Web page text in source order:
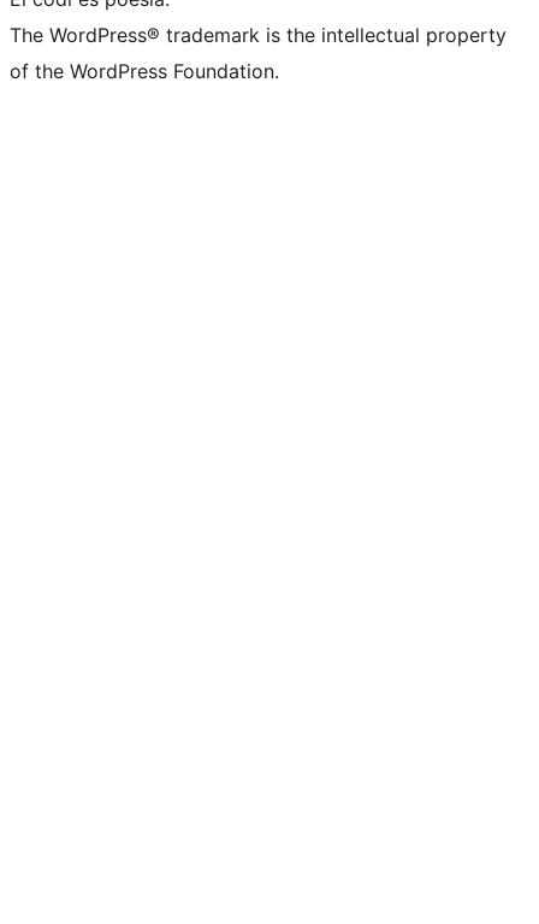
The WordPress® trademark is the intellectual property
of the WordPress Foundation.